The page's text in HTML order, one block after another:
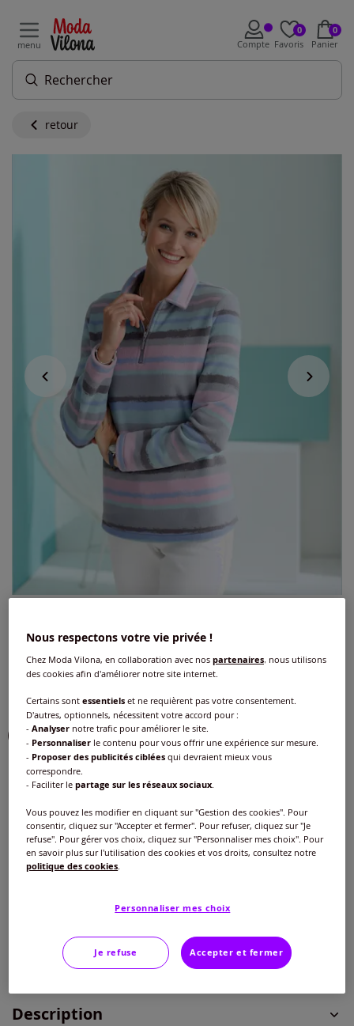
menu Compte
0
Favoris
0
Panier
retour
T-shirt polaire qualité polaire douce
Réf : 207.653.027 5 /5- 1avis
Couleur :menthe imprimé
Taille :
40 -En stock
En stock
48 -En stock
Guide des tailles
27€
Ajouter au panier
Caractéristiques
Description
Nous respectons votre vie privée !
Chez Moda Vilona, en collaboration avec nospartenaires, nous utilisons
des cookies afin d'améliorer notre site internet.
Certains sontessentiels et ne requièrent pas votre consentement.
D'autres, optionnels, nécessitent votre accord pour :
-Analyser notre trafic pour améliorer le site.
- Personnaliser le contenu pour vous offrir une expérience sur mesure.
- Proposer des publicités ciblées qui devraient mieux vous
correspondre.
- Faciliter lepartage sur les réseaux sociaux
Vous pouvez les modifier en cliquant sur "Gestion des cookies". Pour
consentir, cliquez sur "Accepter et fermer". Pour refuser, cliquez sur "Je
refuse". Pour gérer vos choix, cliquez sur "Personnaliser mes choix". Pour
en savoir plus sur l'utilisation des cookies et vos droits, consultez notre
politique des cookies
Personnaliser mes choix
Je refuse Accepter et fermer